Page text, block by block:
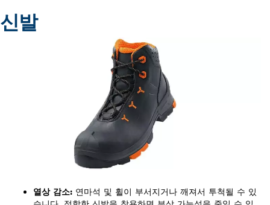
신발
열상 감소: 연마석 및 휠이 부서지거나 깨져서 투척될 수 있